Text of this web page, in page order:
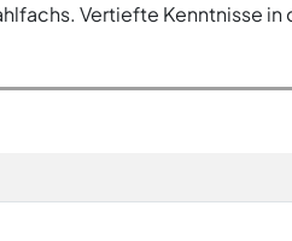
Vertiefte Kenntnisse